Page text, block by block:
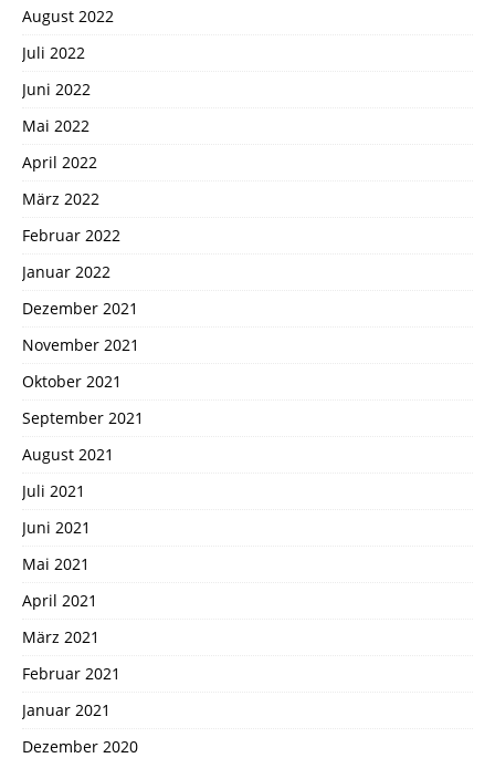
August 2022
Juli 2022
Juni 2022
Mai 2022
April 2022
März 2022
Februar 2022
Januar 2022
Dezember 2021
November 2021
Oktober 2021
September 2021
August 2021
Juli 2021
Juni 2021
Mai 2021
April 2021
März 2021
Februar 2021
Januar 2021
Dezember 2020